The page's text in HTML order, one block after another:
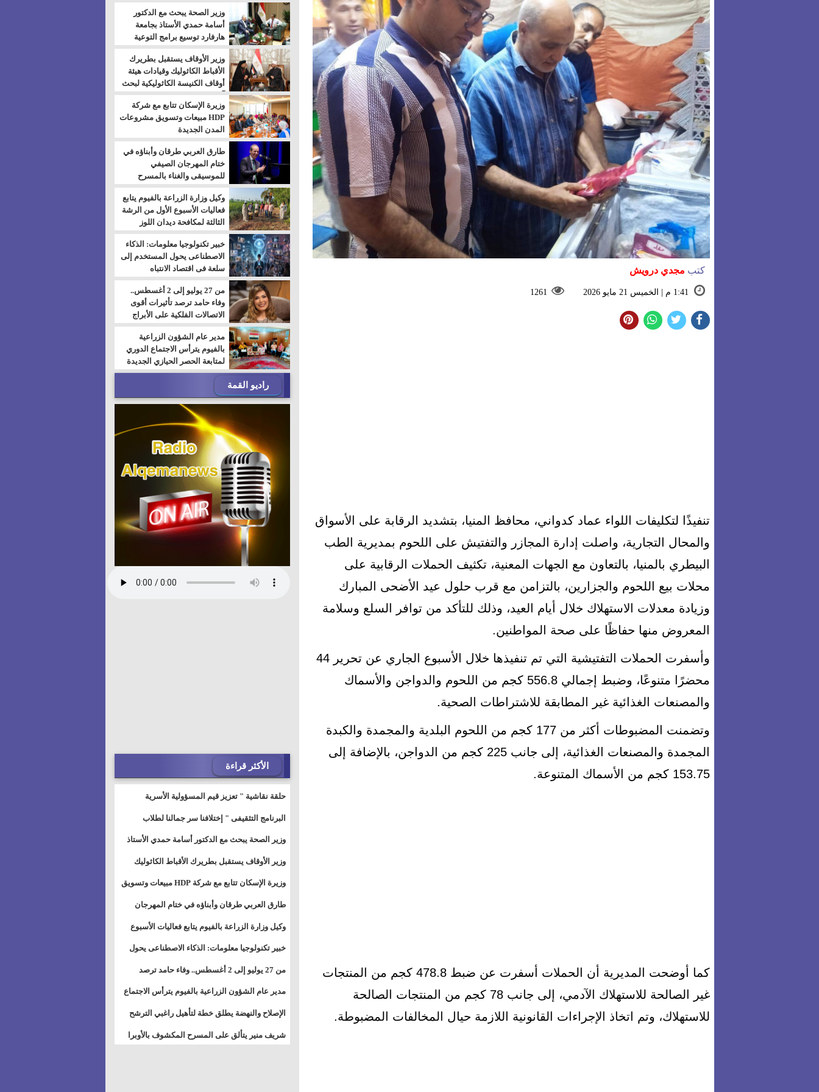
كتب مجدي درويش
1:41 م | الخميس 21 مايو 2026 1261
تنفيذًا لتكليفات اللواء عماد كدواني، محافظ المنيا، بتشديد الرقابة على الأسواق
والمحال التجارية، واصلت إدارة المجازر والتفتيش على اللحوم بمديرية الطب
البيطري بالمنيا، بالتعاون مع الجهات المعنية، تكثيف الحملات الرقابية على
محلات بيع اللحوم والجزارين، بالتزامن مع قرب حلول عيد الأضحى المبارك
وزيادة معدلات الاستهلاك خلال أيام العيد، وذلك للتأكد من توافر السلع وسلامة
المعروض منها حفاظًا على صحة المواطنين.
وأسفرت الحملات التفتيشية التي تم تنفيذها خلال الأسبوع الجاري عن تحرير 44
محضرًا متنوعًا، وضبط إجمالي 556.8 كجم من اللحوم والدواجن والأسماك
والمصنعات الغذائية غير المطابقة للاشتراطات الصحية.
وتضمنت المضبوطات أكثر من 177 كجم من اللحوم البلدية والمجمدة والكبدة
المجمدة والمصنعات الغذائية، إلى جانب 225 كجم من الدواجن، بالإضافة إلى
153.75 كجم من الأسماك المتنوعة.
كما أوضحت المديرية أن الحملات أسفرت عن ضبط 478.8 كجم من المنتجات
غير الصالحة للاستهلاك الآدمي، إلى جانب 78 كجم من المنتجات الصالحة
للاستهلاك، وتم اتخاذ الإجراءات القانونية اللازمة حيال المخالفات المضبوطة.
بالسويس
وزير الصحة يبحث مع الدكتور
أسامة حمدي الأستاذ بجامعة
هارفارد توسيع برامج التوعية
بمرض السكري
وزير الأوقاف يستقبل بطريرك
الأقباط الكاثوليك وقيادات هيئة
أوقاف الكنيسة الكاثوليكية لبحث
آفاق التعاون المشترك
وزيرة الإسكان تتابع مع شركة
HDP مبيعات وتسويق مشروعات
المدن الجديدة
طارق العربي طرقان وأبناؤه في
ختام المهرجان الصيفي
للموسيقى والغناء بالمسرح
المكشوف
وكيل وزارة الزراعة بالفيوم يتابع
فعاليات الأسبوع الأول من الرشة
الثالثة لمكافحة ديدان اللوز
للقطن
خبير تكنولوجيا معلومات: الذكاء
الاصطناعى يحول المستخدم إلى
سلعة فى اقتصاد الانتباه
من 27 يوليو إلى 2 أغسطس..
وفاء حامد ترصد تأثيرات أقوى
الاتصالات الفلكية على الأبراج
مدير عام الشؤون الزراعية
بالفيوم يترأس الاجتماع الدوري
لمتابعة الحصر الحيازي الجديدة
راديو القمة
الأكثر قراءة
حلقة نقاشية " تعزيز قيم المسؤولية الأسرية
البرنامج التثقيفى " إختلافنا سر جمالنا لطلاب
وطالبات ذوى الهمهم" بمدارس التربية الخاصة
وزير الصحة يبحث مع الدكتور أسامة حمدي الأستاذ
بجامعة هارفارد توسيع برامج التوعية بمرض السكري
وزير الأوقاف يستقبل بطريرك الأقباط الكاثوليك
وزيرة الإسكان تتابع مع شركة HDP مبيعات وتسويق
مشروعات المدن الجديدة
طارق العربي طرقان وأبناؤه في ختام المهرجان
الصيفي للموسيقى والغناء بالمسرح المكشوف
وكيل وزارة الزراعة بالفيوم يتابع فعاليات الأسبوع
خبير تكنولوجيا معلومات: الذكاء الاصطناعى يحول
المستخدم إلى سلعة فى اقتصاد الانتباه
من 27 يوليو إلى 2 أغسطس.. وفاء حامد ترصد
تأثيرات أقوى الاتصالات الفلكية على الأبراج
مدير عام الشؤون الزراعية بالفيوم يترأس الاجتماع
الدوري لمتابعة الحصر الحيازي الجديدة
الإصلاح والنهضة يطلق خطة لتأهيل راغبي الترشح
للمجالس الشعبية المحلية ويستعرض خطط أماناته
بالمحافظات
شريف منير يتألق على المسرح المكشوف بالأوبرا